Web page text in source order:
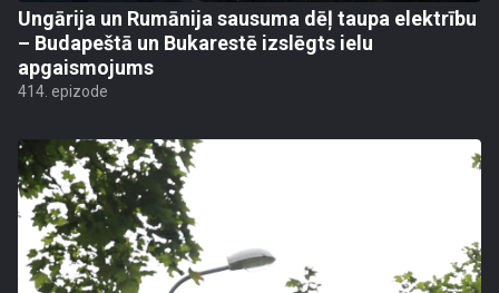
Ungārija un Rumānija sausuma dēļ taupa elektrību
– Budapeštā un Bukarestē izslēgts ielu
apgaismojums
414. epizode